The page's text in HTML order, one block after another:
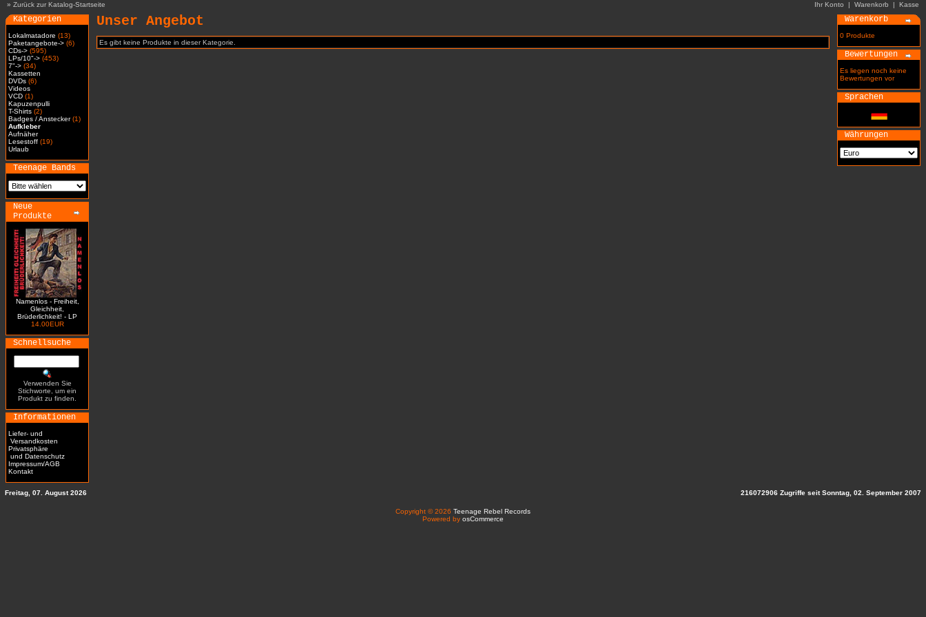
» Zurück zur Katalog-Startseite Ihr Konto | Warenkorb | Kasse
Kategorien
Lokalmatadore (13)
Paketangebote-> (6)
CDs-> (595)
LPs/10"-> (453)
7"-> (34)
Kassetten
DVDs (6)
Videos
VCD (1)
Kapuzenpulli
T-Shirts (2)
Badges / Anstecker(1)
Aufkleber
Aufnäher
Lesestoff (19)
Urlaub
Teenage Bands
Neue
Produkte
Namenlos - Freiheit,
Gleichheit,
Brüderlichkeit! - LP
14.00EUR
Schnellsuche
Verwenden Sie
Stichworte, um ein
Produkt zu finden.
Informationen
Liefer- und
Versandkosten
Privatsphäre
und Datenschutz
Impressum/AGB
Kontakt
Unser Angebot
Es gibt keine Produkte in dieser Kategorie.
Warenkorb
0 Produkte
Bewertungen
Es liegen noch keine
Bewertungen vor
Sprachen
Währungen
Freitag, 07. August 2026 216072906 Zugriffe seit Sonntag, 02. September 2007
Copyright © 2026 Teenage Rebel Records
Powered by osCommerce